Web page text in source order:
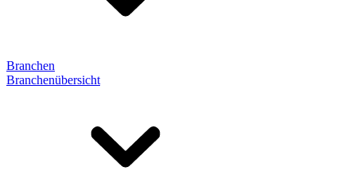
Branchen
Branchenübersicht